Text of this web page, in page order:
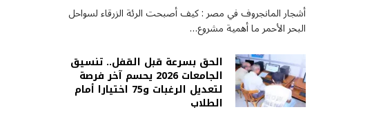
أشجار المانجروف في مصر : كيف أصبحت الرئة الزرقاء لسواحل
البحر الأحمر ما أهمية مشروع…
الحق بسرعة قبل القفل.. تنسيق
الجامعات 2026 يحسم آخر فرصة
لتعديل الرغبات و75 اختيارا أمام
الطلاب